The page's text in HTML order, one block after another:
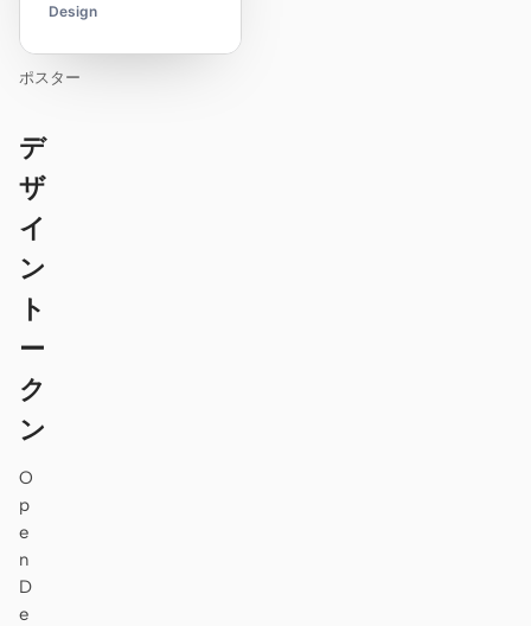
Design
ポスター
デ
ザ
イ
ン
ト
ー
ク
ン
O
p
e
n
D
e